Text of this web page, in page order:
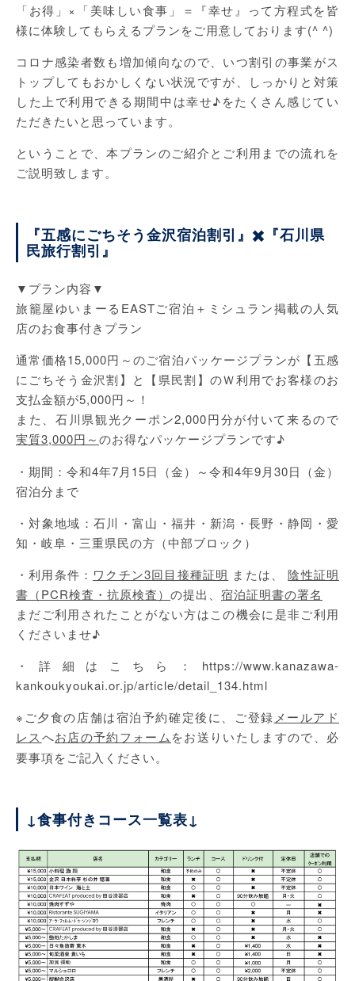
「お得」×「美味しい食事」＝『幸せ』って方程式を皆
様に体験してもらえるプランをご用意しております(^ ^)
コロナ感染者数も増加傾向なので、いつ割引の事業がス
トップしてもおかしくない状況ですが、しっかりと対策
した上で利用できる期間中は幸せ♪をたくさん感じてい
ただきたいと思っています。
ということで、本プランのご紹介とご利用までの流れを
ご説明致します。
『五感にごちそう金沢宿泊割引』✖️『石川県
民旅行割引』
▼プラン内容▼
旅籠屋ゆいまーるEASTご宿泊＋ミシュラン掲載の人気
店のお食事付きプラン
通常価格15,000円～のご宿泊パッケージプランが【五感
にごちそう金沢割】と【県民割】のＷ利用でお客様のお
支払金額が5,000円～！
また、石川県観光クーポン2,000円分が付いて来るので
実質3,000円～のお得なパッケージプランです♪
・期間：令和4年7月15日（金）～令和4年9月30日（金）
宿泊分まで
・対象地域：石川・富山・福井・新潟・長野・静岡・愛
知・岐阜・三重県民の方（中部ブロック）
・利用条件： ワクチン3回目接種証明 または、陰性証明
書（PCR検査・抗原検査） の提出、 宿泊証明書の署名
まだご利用されたことがない方はこの機会に是非ご利用
くださいませ♪
・詳細はこちら： https://www.kanazawa-
kankoukyoukai.or.jp/article/detail_134.html
※ご夕食の店舗は宿泊予約確定後に、ご登録 メールアド
レスへお店の予約フォーム をお送りいたしますので、必
要事項をご記入ください。
↓食事付きコース一覧表↓